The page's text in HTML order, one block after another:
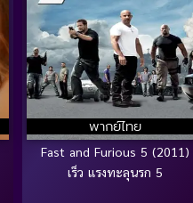
พากย์ไทย
Fast and Furious 5 (2011)
เร็ว แรงทะลุนรก 5